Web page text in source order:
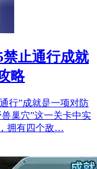
止通行成就
略
行”成就是一项对防
巢穴”这一关卡中实
拥有四个敌…